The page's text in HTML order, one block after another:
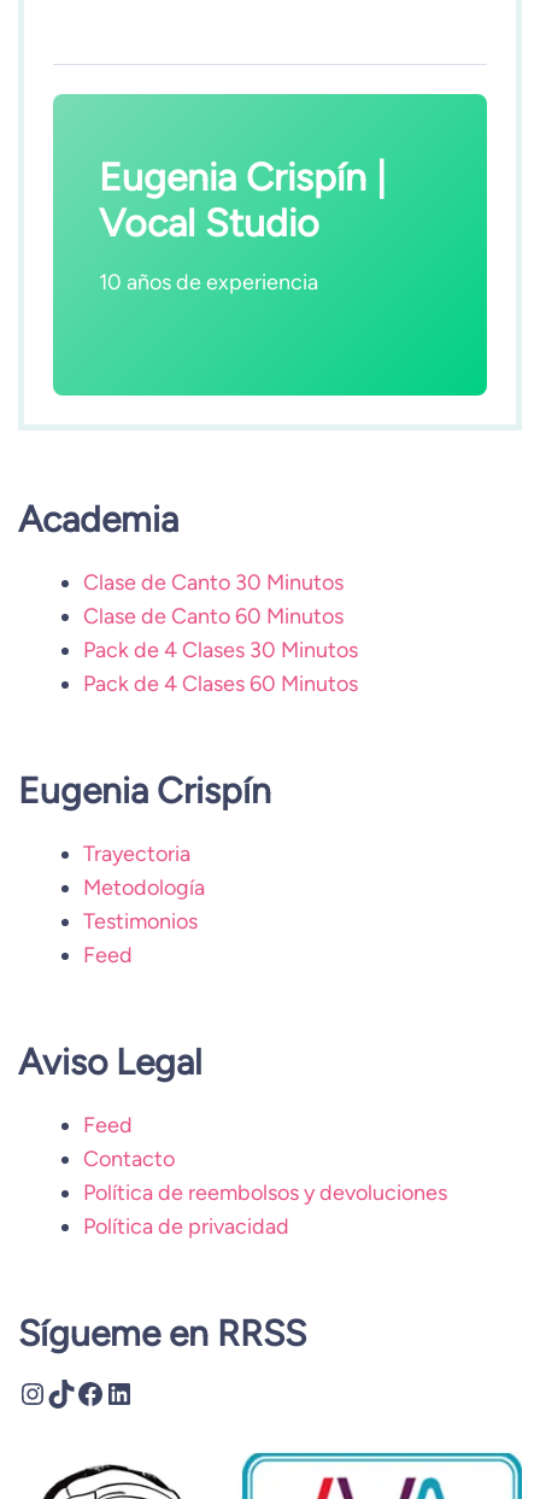
Eugenia Crispín |
Vocal Studio
10 años de experiencia
Academia
Clase de Canto 30 Minutos
Clase de Canto 60 Minutos
Pack de 4 Clases 30 Minutos
Pack de 4 Clases 60 Minutos
Eugenia Crispín
Trayectoria
Metodología
Testimonios
Feed
Aviso Legal
Feed
Contacto
Política de reembolsos y devoluciones
Política de privacidad
Sígueme en RRSS
Instagram
TikTok
Facebook
LinkedIn